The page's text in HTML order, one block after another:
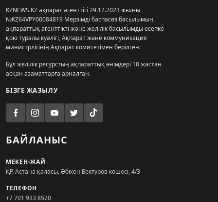
KZNEWS.KZ ақпарат агенттігі 29.12.2023 жылғы
№KZ64VPY00084819 Мерзімді баспасөз басылымын,
ақпараттық агенттікті және желілік басылымды есепке
қою туралы куәлігі, Ақпарат және коммуникация
министрлігінің Ақпарат комитетімен берілген.
Бұл желілік ресурстың ақпараттық өнімдері 18 жастан
асқан азаматтарға арналған.
БІЗГЕ ЖАЗЫЛУ
БАЙЛАНЫС
МЕКЕН-ЖАЙ
ҚР, Астана қаласы, Әбікен Бектұров көшесі, 4/3
ТЕЛЕФОН
+7 701 933 8520